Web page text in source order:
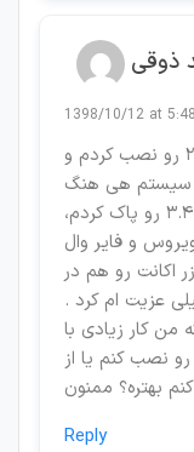
ذوقی
سلام. من یک بار اسکچاپ ۲۰۱۹ رو نصب کردم و
سیستم هی هنگ
میکنه. البته بگم قبل اش ویری ۳.۴ رو پاک کردم،
و فایر وال
اکانت رو هم در
عزیت ام کرد .
من کار زیادی با
نصب کنم یا از
Reply